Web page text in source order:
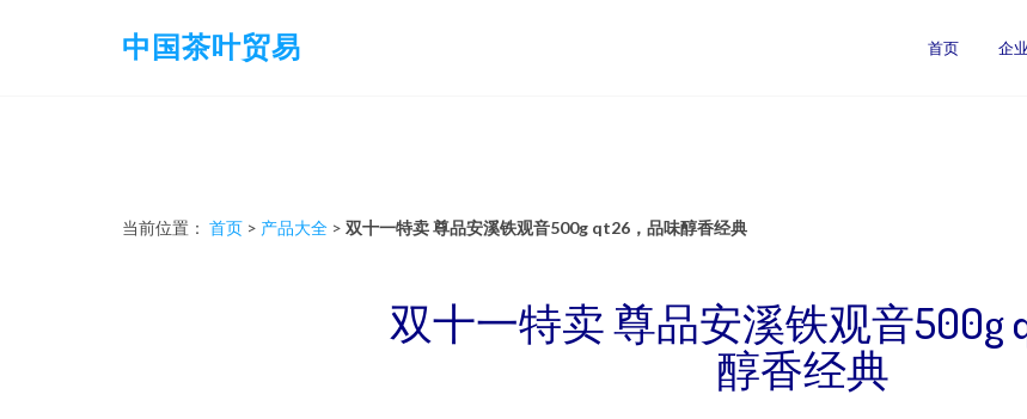
中国茶叶贸易 首页 企
当前位置： 首页 > 产品大全 > 双十一特卖 尊品安溪铁观音500g qt26，品味醇香经典
双十一特卖 尊品安溪铁观音500g
醇香经典